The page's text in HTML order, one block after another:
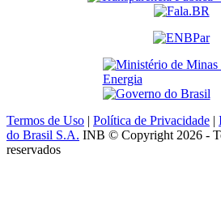
Termos de Uso | Política de Privacidade |
do Brasil S.A. INB © Copyright 2026 -
reservados